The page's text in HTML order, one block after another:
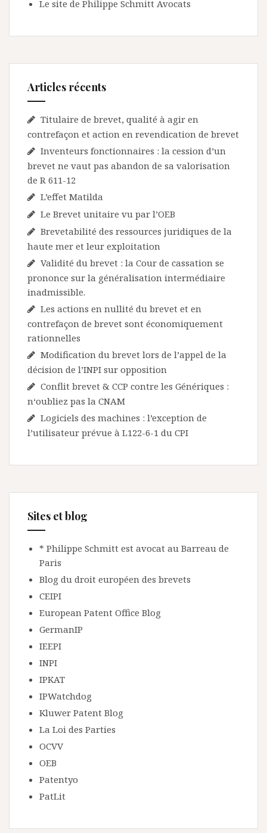
Le site de Philippe Schmitt Avocats
Articles récents
Titulaire de brevet, qualité à agir en
contrefaçon et action en revendication de brevet
Inventeurs fonctionnaires : la cession d’un
brevet ne vaut pas abandon de sa valorisation
de R 611-12
L’effet Matilda
Le Brevet unitaire vu par l’OEB
Brevetabilité des ressources juridiques de la
haute mer et leur exploitation
Validité du brevet : la Cour de cassation se
prononce sur la généralisation intermédiaire
inadmissible.
Les actions en nullité du brevet et en
contrefaçon de brevet sont économiquement
rationnelles
Modification du brevet lors de l’appel de la
décision de l’INPI sur opposition
Conflit brevet & CCP contre les Génériques :
n‘oubliez pas la CNAM
Logiciels des machines : l’exception de
l’utilisateur prévue à L122-6-1 du CPI
Sites et blog
* Philippe Schmitt est avocat au Barreau de
Paris
Blog du droit européen des brevets
CEIPI
European Patent Office Blog
GermanIP
IEEPI
INPI
IPKAT
IPWatchdog
Kluwer Patent Blog
La Loi des Parties
OCVV
OEB
Patentyo
PatLit